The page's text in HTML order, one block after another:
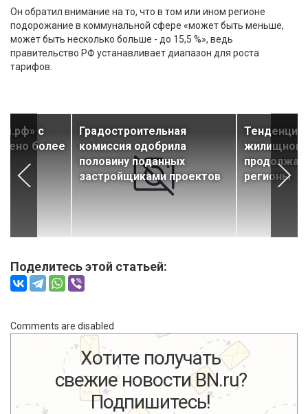
Он обратил внимание на то, что в том или ином регионе
подорожание в коммунальной сфере «может быть меньше,
может быть несколько больше - до 15,5 %», ведь
правительство РФ устанавливает диапазон для роста
тарифов.
с
более
Градостроительная
комиссия одобрила
половину поданных
застройщиками проектов
жилищного
регионы
Поделитесь этой статьей:
Comments are disabled
Хотите получать
свежие новости BN.ru?
Подпишитесь!